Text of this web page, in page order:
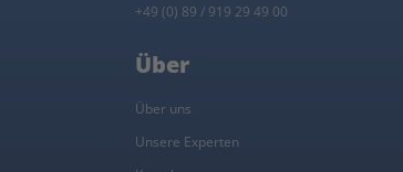
+49 (0) 89 / 919 29 49 00
Über
Über uns
Unsere Experten